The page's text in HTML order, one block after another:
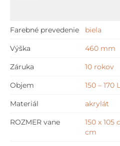
Farebné prevedenie biela
Výška 460 mm
Záruka 10 rokov
Objem 150 – 170 L
Materiál akrylát
ROZMER vane 150 x 105
cm